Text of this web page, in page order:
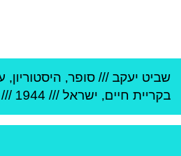
שביט יעקב/// סופר,
בקריית חיים, ישראל///
1944
///